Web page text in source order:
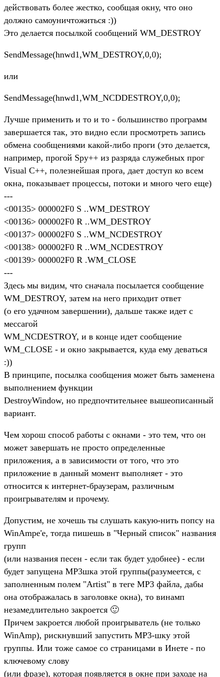
действовать более жестко, сообщая окну, что оно
должно самоуничтожиться :))
Это делается посылкой сообщений WM_DESTROY
SendMessage(hnwd1,WM_DESTROY,0,0);
или
SendMessage(hnwd1,WM_NCDDESTROY,0,0);
Лучше применить и то и то - большинство программ
завершается так, это видно если просмотреть запись
обмена сообщениями какой-либо проги (это делается,
например, прогой Spy++ из разряда служебных прог
Visual C++, полезнейшая прога, дает доступ ко всем
окна, показывает процессы, потоки и много чего еще)
---
<00135> 000002F0 S ..WM_DESTROY
<00136> 000002F0 R ..WM_DESTROY
<00137> 000002F0 S ..WM_NCDESTROY
<00138> 000002F0 R ..WM_NCDESTROY
<00139> 000002F0 R .WM_CLOSE
---
Здесь мы видим, что сначала посылается сообщение
WM_DESTROY, затем на него приходит ответ
(о его удачном завершении), дальше также идет с
мессагой
WM_NCDESTROY, и в конце идет сообщение
WM_CLOSE - и окно закрывается, куда ему деваться
:))
В принципе, посылка сообщения может быть заменена
выполнением функции
DestroyWindow, но предпочтительнее вышеописанный
вариант.
Чем хорош способ работы с окнами - это тем, что он
может завершать не просто определенные
приложения, а в зависимости от того, что это
приложение в данный момент выполняет - это
относится к интернет-браузерам, различным
проигрывателям и прочему.
Допустим, не хочешь ты слушать какую-нить попсу на
WinAmpe'e, тогда пишешь в "Черный список" названия
групп
(или названия песен - если так будет удобнее) - если
будет запущена MP3шка этой группы(разумеется, с
заполненным полем "Artist" в теге MP3 файла, дабы
она отображалась в заголовке окна), то винамп
незамедлительно закроется 🙂
Причем закроется любой проигрыватель (не только
WinAmp), рискнувший запустить MP3-шку этой
группы. Или тоже самое со страницами в Инете - по
ключевому слову
(или фразе), которая появляется в окне при заходе на